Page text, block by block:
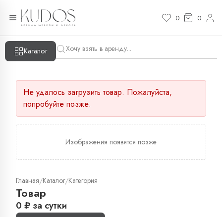
0 0
Каталог
Не удалось загрузить товар. Пожалуйста,
попробуйте позже.
Изображения появятся позже
Главная/Каталог/Категория
Товар
0 ₽ за сутки